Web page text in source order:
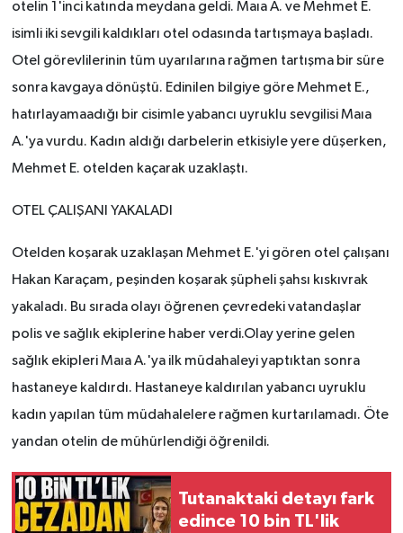
otelin 1'inci katında meydana geldi. Maıa A. ve Mehmet E.
isimli iki sevgili kaldıkları otel odasında tartışmaya başladı.
Otel görevlilerinin tüm uyarılarına rağmen tartışma bir süre
sonra kavgaya dönüştü. Edinilen bilgiye göre Mehmet E.,
hatırlayamaadığı bir cisimle yabancı uyruklu sevgilisi Maıa
A.'ya vurdu. Kadın aldığı darbelerin etkisiyle yere düşerken,
Mehmet E. otelden kaçarak uzaklaştı.
OTEL ÇALIŞANI YAKALADI
Otelden koşarak uzaklaşan Mehmet E.'yi gören otel çalışanı
Hakan Karaçam, peşinden koşarak şüpheli şahsı kıskıvrak
yakaladı. Bu sırada olayı öğrenen çevredeki vatandaşlar
polis ve sağlık ekiplerine haber verdi.Olay yerine gelen
sağlık ekipleri Maıa A.'ya ilk müdahaleyi yaptıktan sonra
hastaneye kaldırdı. Hastaneye kaldırılan yabancı uyruklu
kadın yapılan tüm müdahalelere rağmen kurtarılamadı. Öte
yandan otelin de mühürlendiği öğrenildi.
Tutanaktaki detayı fark
edince 10 bin TL'lik